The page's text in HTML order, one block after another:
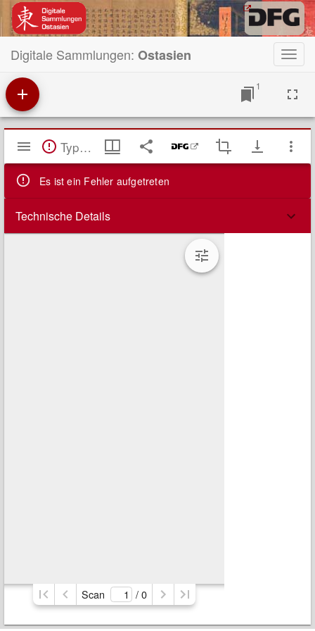
Digitale Sammlungen: Ostasien
1
Mirador
Viewer TypeError: Failed to fetch
Es ist ein Fehler aufgetreten
Technische Details
Scan / 0